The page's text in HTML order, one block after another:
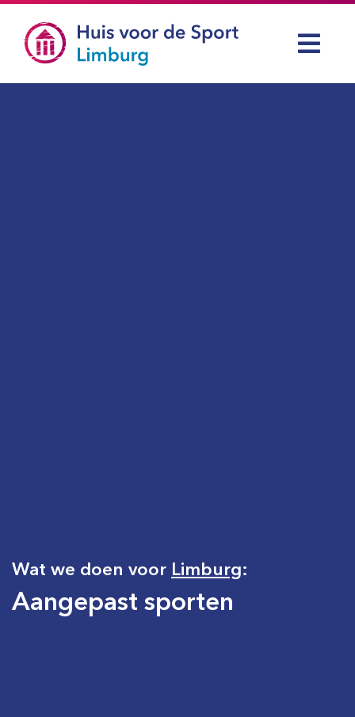
Wat we doen voor Limburg:
Aangepast sporten